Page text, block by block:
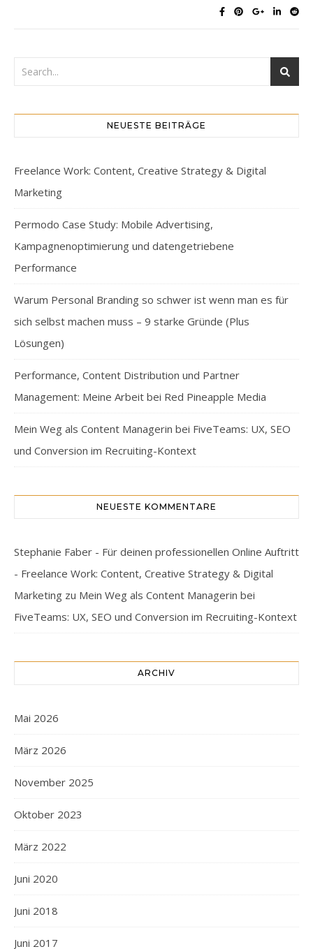
NEUESTE BEITRÄGE
Freelance Work: Content, Creative Strategy & Digital
Marketing
Permodo Case Study: Mobile Advertising,
Kampagnenoptimierung und datengetriebene
Performance
Warum Personal Branding so schwer ist wenn man es für
sich selbst machen muss – 9 starke Gründe (Plus
Lösungen)
Performance, Content Distribution und Partner
Management: Meine Arbeit bei Red Pineapple Media
Mein Weg als Content Managerin bei FiveTeams: UX, SEO
und Conversion im Recruiting-Kontext
NEUESTE KOMMENTARE
Stephanie Faber - Für deinen professionellen Online Auftritt
- Freelance Work: Content, Creative Strategy & Digital
Marketing zu Mein Weg als Content Managerin bei
FiveTeams: UX, SEO und Conversion im Recruiting-Kontext
ARCHIV
Mai 2026
März 2026
November 2025
Oktober 2023
März 2022
Juni 2020
Juni 2018
Juni 2017